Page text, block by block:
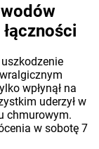
wpłynął na
uderzył w
chmurowym.
w sobotę 7